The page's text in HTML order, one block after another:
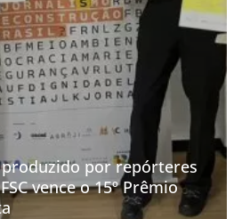
por repórteres
vence o 15º Prêmio